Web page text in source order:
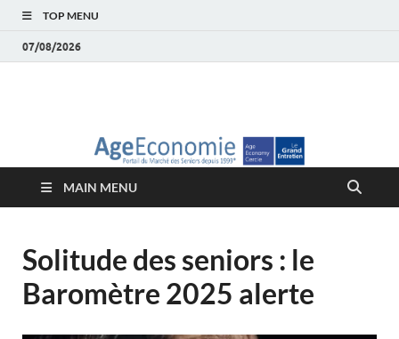
TOP MENU
07/08/2026
économie – Marché
des Seniors
MAIN MENU
Solitude des seniors : le
Baromètre 2025 alerte